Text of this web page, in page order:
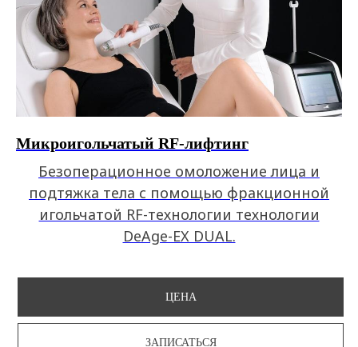
Микроигольчатый RF-лифтинг
Безоперационное омоложение лица и
подтяжка тела с помощью фракционной
игольчатой RF-технологии технологии
DeAge-EX DUAL.
ЦЕНА
ЗАПИСАТЬСЯ